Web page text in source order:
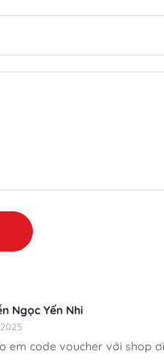
Ngọc Yến Nhi
em code voucher với shop ơi